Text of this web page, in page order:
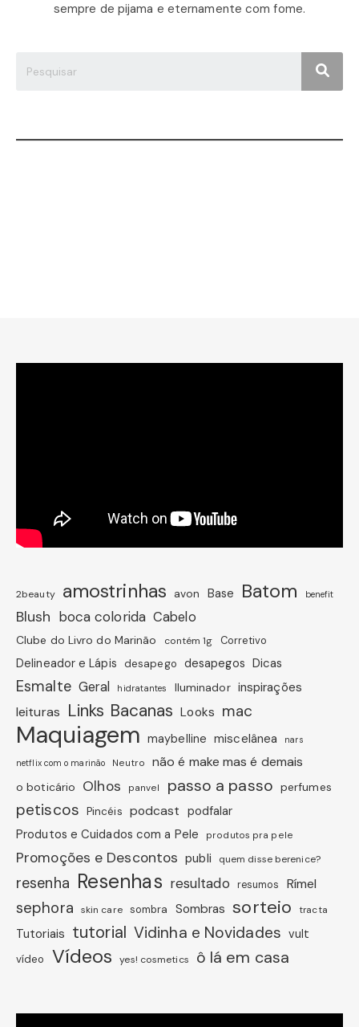
sempre de pijama e eternamente com fome.
2beauty amostrinhas avon Base Batom benefit
Blush boca colorida Cabelo
Clube do Livro do Marinão contém 1g Corretivo
Delineador e Lápis desapego desapegos Dicas
Esmalte Geral hidratantes Iluminador inspirações
leituras Links Bacanas Looks mac
Maquiagem maybelline miscelânea nars
netflix com o marinão Neutro não é make mas é demais
o boticário Olhos panvel passo a passo perfumes
petiscos Pincéis podcast podfalar
Produtos e Cuidados com a Pele
produtos pra pele
Promoções e Descontos publi quem disse berenice?
resenha Resenhas resultado resumos Rímel
sephora skin care sombra Sombras sorteio tracta
Tutoriais tutorial Vidinha e Novidades vult
vídeo Vídeos yes! cosmetics ô lá em casa